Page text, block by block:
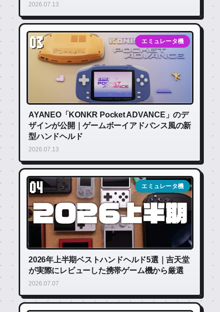
2026.07.13
03 エミュレータ機
AYANEO「KONKR Pocket ADVANCE」のデ
ザインが公開｜ゲームボーイアドバンス風の新
型ハンドヘルド
2026.07.13
04 エミュレータ機
2026年上半期ベストハンドヘルド5選｜吉天堂
が実際にレビューした携帯ゲーム機から厳選
2026.07.07